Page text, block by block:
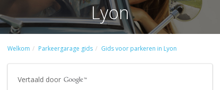
Lyon
Welkom Parkeergarage gids Gids voor parkeren in Lyon
Vertaald door